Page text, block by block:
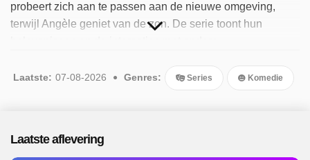
probeert zich aan te passen aan de nieuwe omgeving,
terwijl Angèle geniet van de zon. De serie toont hun
Janine Bischops en Johny Voners. Sinds 2025 is het
programma beschikbaar. Er zijn 17 afleveringen
Laatste: 07-08-2026 Genres: Series Komedie
Laatste aflevering